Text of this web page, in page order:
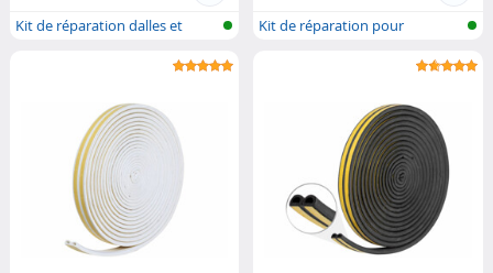
Kit de réparation dalles et
Kit de réparation pour